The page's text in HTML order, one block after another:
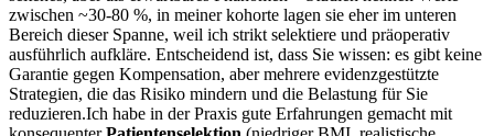
zwischen ~30-80 %, in meiner kohorte lagen sie eher im unteren
Bereich dieser Spanne,‌ weil ich strikt selektiere und präoperativ
ausführlich‌ aufkläre. Entscheidend ist, dass Sie wissen: es gibt keine⁤
Garantie gegen Kompensation, aber mehrere ⁢evidenzgestützte
⁣Strategien, die das Risiko mindern und⁤ die Belastung für⁢ Sie​
reduzieren.Ich habe in der Praxis gute Erfahrungen gemacht mit